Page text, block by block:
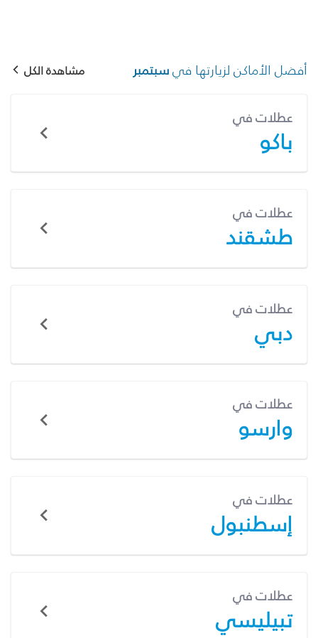
أفضل الأماكن لزيارتها فيسبتمبر مشاهدة الكل
عطلات في
باكو
عطلات في
طشقند
عطلات في
دبي
عطلات في
وارسو
عطلات في
إسطنبول
عطلات في
تبيليسي